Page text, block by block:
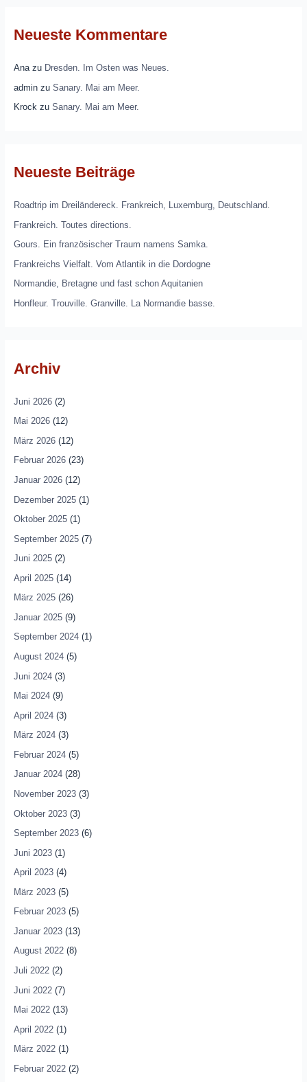
Neueste Kommentare
Anazu Dresden. Im Osten was Neues.
adminzu Sanary. Mai am Meer.
Krockzu Sanary. Mai am Meer.
Neueste Beiträge
Roadtrip im Dreiländereck. Frankreich, Luxemburg, Deutschland.
Frankreich. Toutes directions.
Gours. Ein französischer Traum namens Samka.
Frankreichs Vielfalt. Vom Atlantik in die Dordogne
Normandie, Bretagne und fast schon Aquitanien
Honfleur. Trouville. Granville. La Normandie basse.
Archiv
Juni 2026(2)
Mai 2026(12)
März 2026(12)
Februar 2026(23)
Januar 2026(12)
Dezember 2025(1)
Oktober 2025(1)
September 2025(7)
Juni 2025(2)
April 2025(14)
März 2025(26)
Januar 2025(9)
September 2024(1)
August 2024(5)
Juni 2024(3)
Mai 2024(9)
April 2024(3)
März 2024(3)
Februar 2024(5)
Januar 2024(28)
November 2023(3)
Oktober 2023(3)
September 2023(6)
Juni 2023(1)
April 2023(4)
März 2023(5)
Februar 2023(5)
Januar 2023(13)
August 2022(8)
Juli 2022(2)
Juni 2022(7)
Mai 2022(13)
April 2022(1)
März 2022(1)
Februar 2022(2)